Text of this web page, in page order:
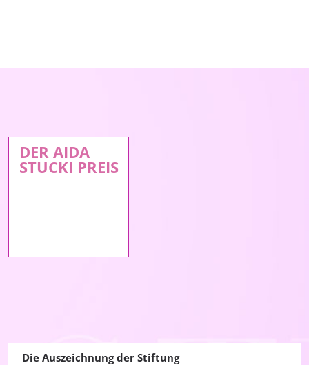
DER AIDA
STUCKI PREIS
Die Auszeichnung der Stiftung